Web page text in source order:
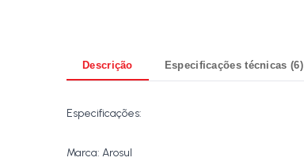
Descrição Especificações técnicas (6)
Especificações:
Marca: Arosul